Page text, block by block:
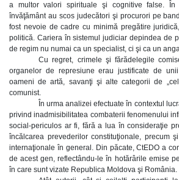
a multor valori spirituale şi cognitive false. În
învăţământ au scos judecători şi procurori pe
fost nevoie de cadre cu minimă pregătire
politică. Cariera în sistemul judiciar depindea de
de regim nu numai ca un specialist, ci şi ca un
Cu regret, crimele şi fărădelegile
organelor de represiune erau justificate de
oameni de artă, savanţi şi alte categorii de
comunist.
În urma analizei efectuate în contextul
privind inadmisibilitatea combaterii fenomenului
social-periculos ar fi, fără a lua în consideraţie
încălcarea prevederilor constituţionale, precum
internaţionale în general. Din păcate, CtEDO a
de acest gen, reflectându-le în hotărârile emise
în care sunt vizate Republica Moldova şi România.